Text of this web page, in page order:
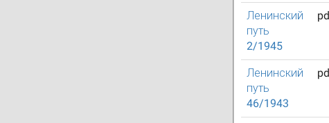
Ленинский
путь
2/1945
Ленинский
путь
46/1943